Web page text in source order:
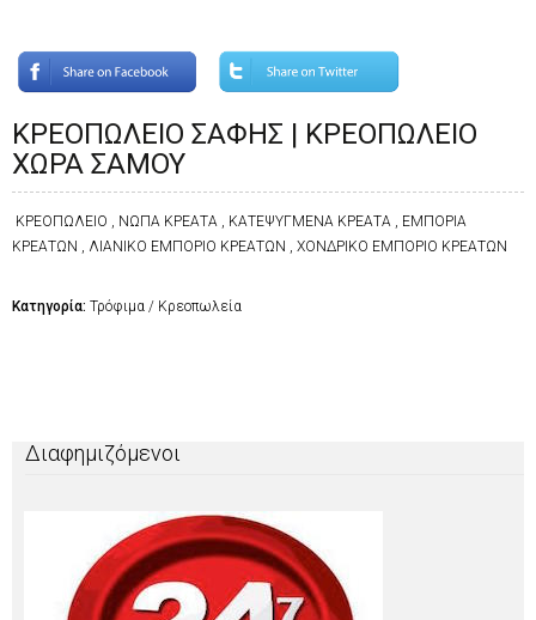
ΚΡΕΟΠΩΛΕΙΟ ΣΑΦΗΣ | ΚΡΕΟΠΩΛΕΙΟ
ΧΩΡΑ ΣΑΜΟΥ
ΚΡΕΟΠΩΛΕΙΟ , ΝΩΠΑ ΚΡΕΑΤΑ , ΚΑΤΕΨΥΓΜΕΝΑ ΚΡΕΑΤΑ , ΕΜΠΟΡΙΑ
ΚΡΕΑΤΩΝ , ΛΙΑΝΙΚΟ ΕΜΠΟΡΙΟ ΚΡΕΑΤΩΝ , ΧΟΝΔΡΙΚΟ ΕΜΠΟΡΙΟ ΚΡΕΑΤΩΝ
Κατηγορία: Τρόφιμα / Κρεοπωλεία
Διαφημιζόμενοι